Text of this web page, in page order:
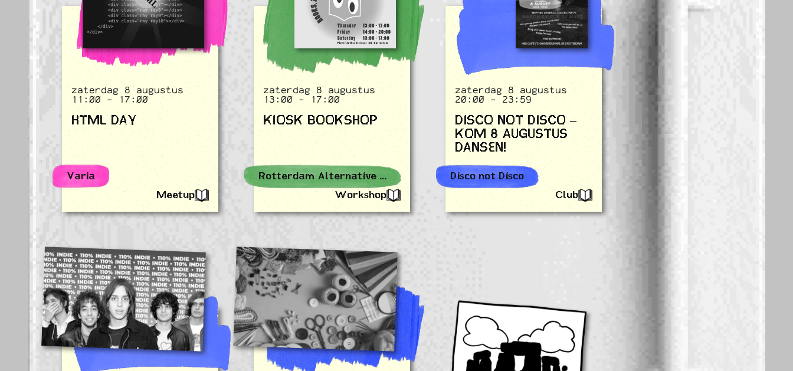
zaterdag 8 augustus
11:00 - 17:00
HTML DAY
Varia
Meetup
zaterdag 8 augustus
13:00 - 17:00
KIOSK BOOKSHOP
Rotterdam Alternative Events
Workshop
zaterdag 8 augustus
20:00 - 23:59
DISCO NOT DISCO –
KOM 8 AUGUSTUS
DANSEN!
Disco not Disco
Club